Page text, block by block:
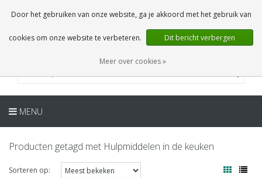
0 Artikelen
NL
MENU
Producten getagd met Hulpmiddelen in de keuken
Sorteren op:
Door het gebruiken van onze website, ga je akkoord met het gebruik van
cookies om onze website te verbeteren. Dit bericht verbergen
Meer over cookies »